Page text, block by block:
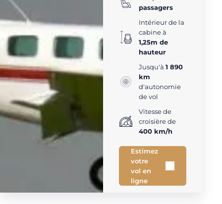
passagers
Intérieur de la
cabine à
1,25m de
hauteur
Jusqu'à 1 890
km
d'autonomie
de vol
Vitesse de
croisière de
400 km/h
Estimez
votre
vol en
ligne